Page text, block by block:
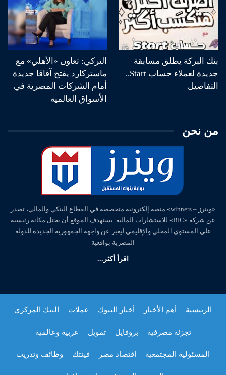
بنك البركة يطلق مسابقة
جديدة لعملاء حساب Start..
التفاصيل
التركي: تعاون «الأهلي» مع
ماستركارد يفتح آفاقا جديدة
أمام الشركات المصرية في
الأسواق العالمية
من نحن
«وينرز – winners» منصة إلكترونية متخصصة في القطاع البنكي والمالي، تصدر
عن شركة «BIC» للاستشارات المالية. يستهدف الموقع أن يحتل مكانة رئيسية
على المستوي المحلي والإقليمي ليعبر عن واجهة الجمهورية الجديدة للدولة
المصرية بواقعية
اقرأ أكثر...
الرئيسية أهم الأخبار أخبار البنوك عملات البنك المركزي
تجزئة مصرفية بروفايل تمويل عربية وعالمية
المسئولية المجتمعية اقتصاد مصر فينتك وظائف وتدريب